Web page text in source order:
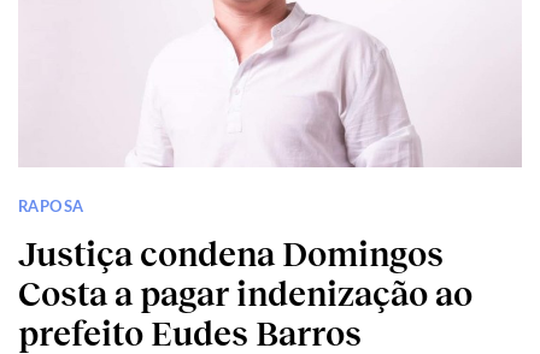
RAPOSA
Justiça condena Domingos
Costa a pagar indenização ao
prefeito Eudes Barros